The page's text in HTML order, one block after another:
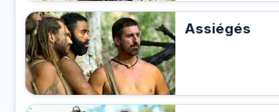
Assiégés